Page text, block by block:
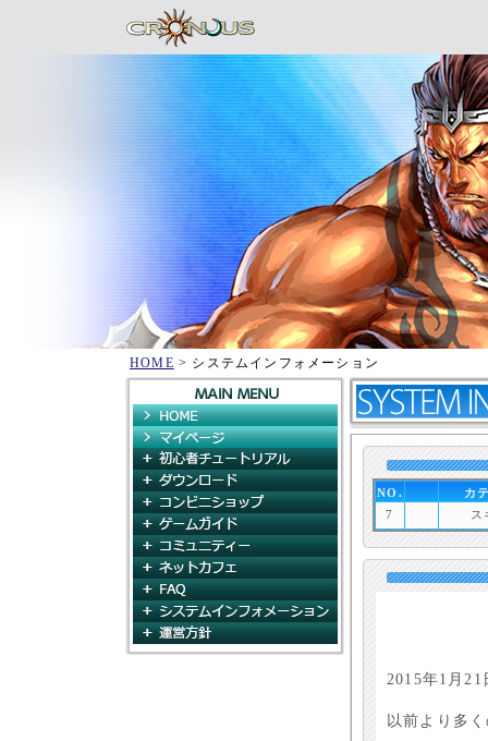
HOME > システムインフォメーション
HOME
マイページ
初心者チュートリアル
ダウンロード
コンビニショップ
ゲームガイド
コミュニティ
ネットカフェ
NO.
カ
7
ス
2015年1月
以前より多